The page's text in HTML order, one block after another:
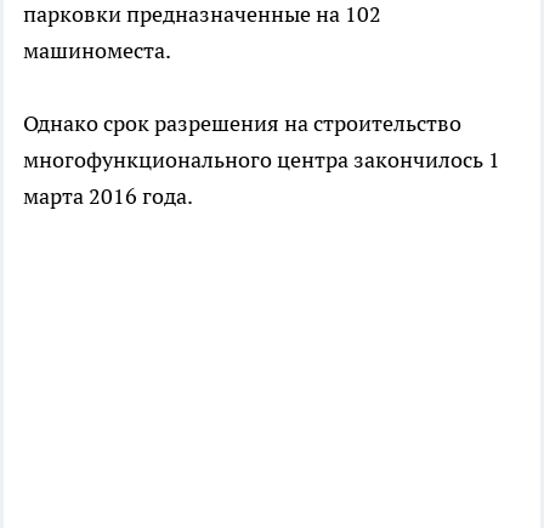
парковки предназначенные на 102
машиноместа.
Однако срок разрешения на строительство
многофункционального центра закончилось 1
марта 2016 года.